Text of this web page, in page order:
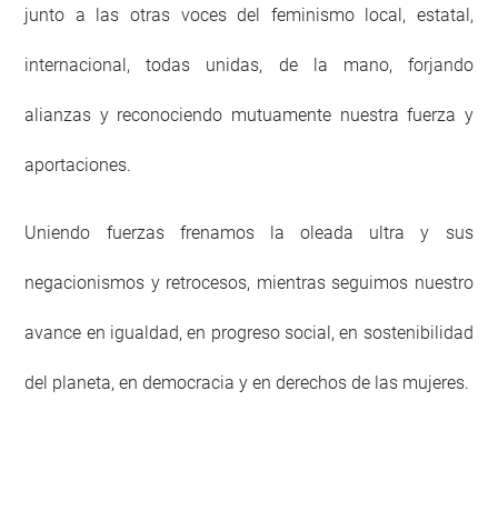
junto a las otras voces del feminismo local, estatal,
internacional, todas unidas, de la mano, forjando
alianzas y reconociendo mutuamente nuestra fuerza y
aportaciones.
Uniendo fuerzas frenamos la oleada ultra y sus
negacionismos y retrocesos, mientras seguimos nuestro
avance en igualdad, en progreso social, en sostenibilidad
del planeta, en democracia y en derechos de las mujeres.